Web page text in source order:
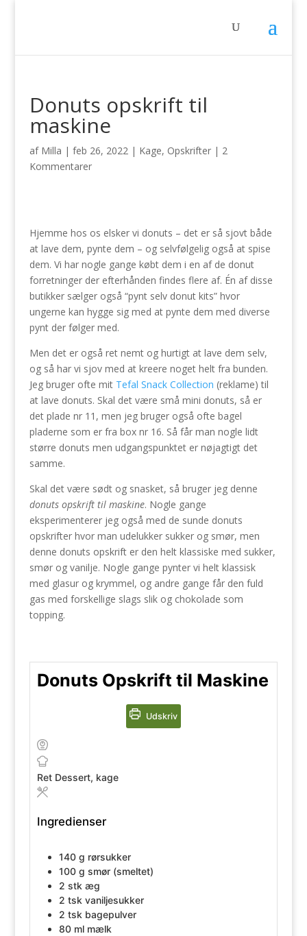
Donuts opskrift til
maskine
af Milla | feb 26, 2022| Kage, Opskrifter| 2
Kommentarer
Hjemme hos os elsker vi donuts – det er så sjovt både
at lave dem, pynte dem – og selvfølgelig også at spise
dem. Vi har nogle gange købt dem i en af de donut
forretninger der efterhånden findes flere af. Én af disse
butikker sælger også “pynt selv donut kits” hvor
ungerne kan hygge sig med at pynte dem med diverse
pynt der følger med.
Men det er også ret nemt og hurtigt at lave dem selv,
og så har vi sjov med at kreere noget helt fra bunden.
Jeg bruger ofte mit Tefal Snack Collection (reklame) til
at lave donuts. Skal det være små mini donuts, så er
det plade nr 11, men jeg bruger også ofte bagel
pladerne som er fra box nr 16. Så får man nogle lidt
større donuts men udgangspunktet er nøjagtigt det
samme.
Skal det være sødt og snasket, så bruger jeg denne
donuts opskrift til maskine. Nogle gange
eksperimenterer jeg også med de sunde donuts
opskrifter hvor man udelukker sukker og smør, men
denne donuts opskrift er den helt klassiske med sukker,
smør og vanilje. Nogle gange pynter vi helt klassisk
med glasur og krymmel, og andre gange får den fuld
gas med forskellige slags slik og chokolade som
topping.
Donuts Opskrift til Maskine
Udskriv
Ret Dessert, kage
Ingredienser
140 g rørsukker
100 g smør (smeltet)
2 stk æg
2 tsk vaniljesukker
2 tsk bagepulver
80 ml mælk